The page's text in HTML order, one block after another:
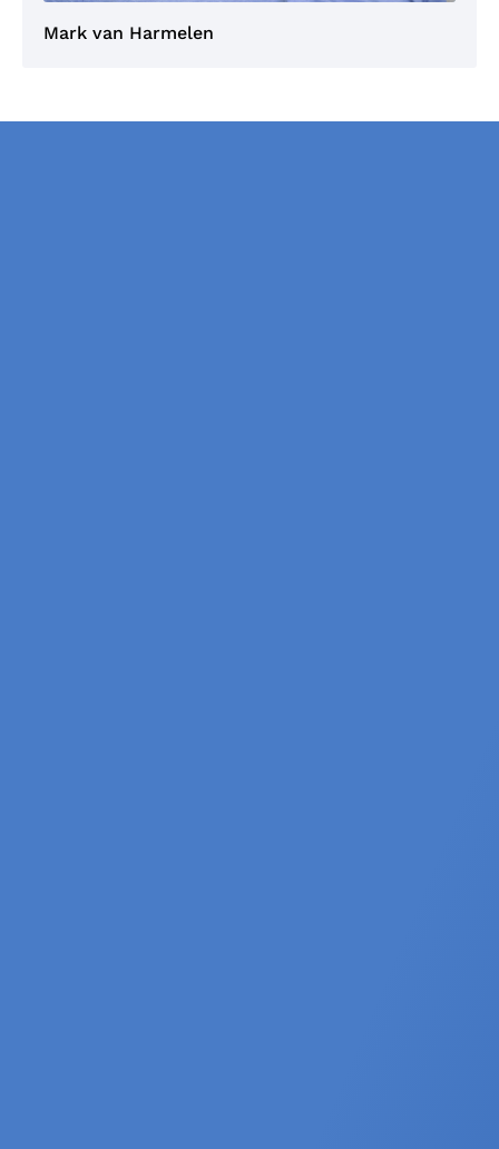
Mark van Harmelen